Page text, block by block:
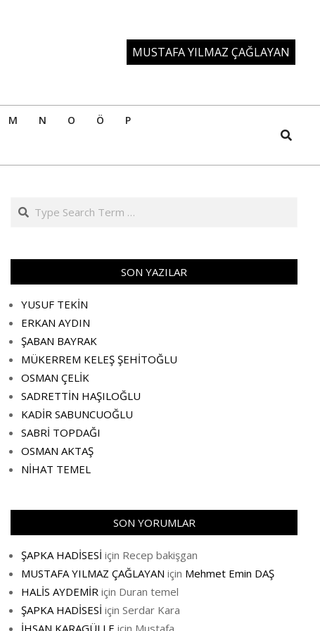
MUSTAFA YILMAZ ÇAĞLAYAN
M N O Ö P
Search
Search
SON YAZILAR
YUSUF TEKİN
ERKAN AYDIN
ŞABAN BAYRAK
MÜKERREM KELEŞ ŞEHİTOĞLU
OSMAN ÇELİK
SADRETTİN HAŞILOĞLU
KADİR SABUNCUOĞLU
SABRİ TOPDAĞI
OSMAN AKTAŞ
NİHAT TEMEL
SON YORUMLAR
ŞAPKA HADİSESİ için Recep bakişgan
MUSTAFA YILMAZ ÇAĞLAYAN için Mehmet Emin DAŞ
HALİS AYDEMİR için Duran temel
ŞAPKA HADİSESİ için Serdar Kara
İHSAN KARAGÜLLE için Mustafa